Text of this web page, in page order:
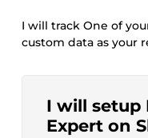
I will track One of
custom data as your
I will setup
Expert on